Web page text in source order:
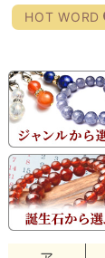
HOT WORD